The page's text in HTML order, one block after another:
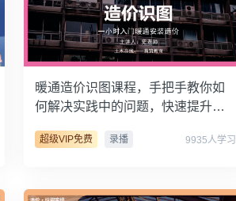
暖通造价识图课程，手把手教你如
何解决实践中的问题，快速提升技
超级VIP免费 录播 9935人学习